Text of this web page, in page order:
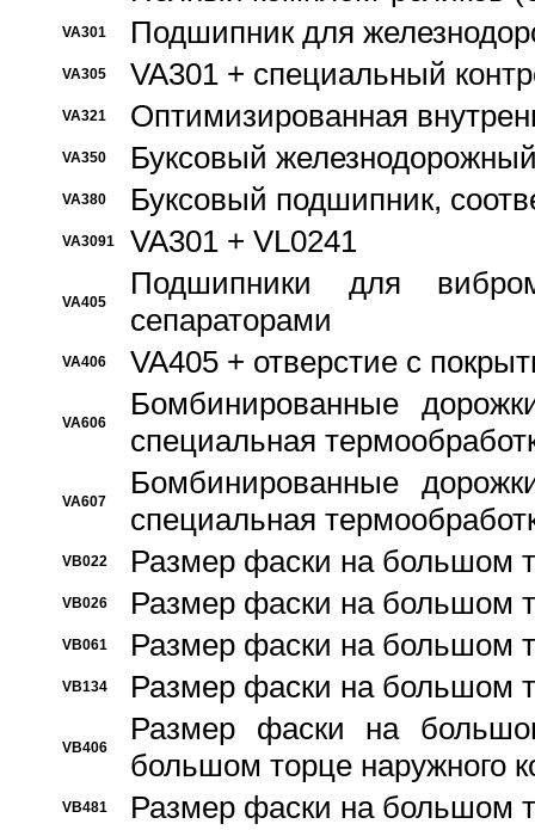
VA301 Подшипник для
VA305 VA301 + специальный
VA321 Оптимизированная
VA350 Буксовый
VA380 Буксовый подшипник,
VA3091 VA301 + VL0241
VA405
Подшипники для
сепараторами
VA406 VA405 + отверстие с
VA606
Бомбинированные
специальная
VA607
Бомбинированные
специальная
VB022 Размер фаски на большом
VB026 Размер фаски на большом
VB061 Размер фаски на большом
VB134 Размер фаски на большом
VB406
Размер фаски на
большом торце наружного
VB481 Размер фаски на большом